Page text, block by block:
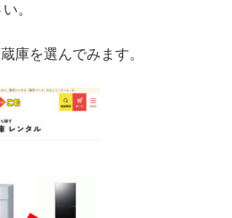
。
庫を選んでみます。